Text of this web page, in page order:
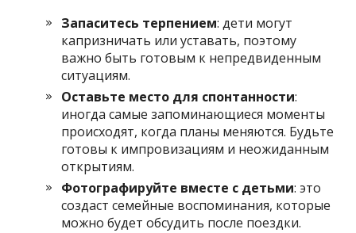
Запаситесь терпением: дети могут
капризничать или уставать, поэтому
важно быть готовым к непредвиденным
ситуациям.
Оставьте место для спонтанности:
иногда самые запоминающиеся моменты
происходят, когда планы меняются. Будьте
готовы к импровизациям и неожиданным
открытиям.
Фотографируйте вместе с детьми: это
создаст семейные воспоминания, которые
можно будет обсудить после поездки.